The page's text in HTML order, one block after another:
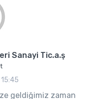
Sanayi Tic.a.ş
15:45
geldiğimiz zaman